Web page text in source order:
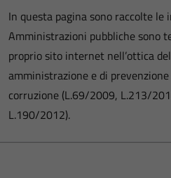
In questa pagina sono raccolte le
Amministrazioni pubbliche sono
proprio sito internet nell’ottica
amministrazione e di
corruzione (L.69/2009, L.213/
L.190/2012).